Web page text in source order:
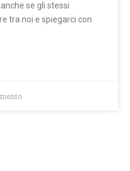
se gli stessi
tra noi e spiegarci con